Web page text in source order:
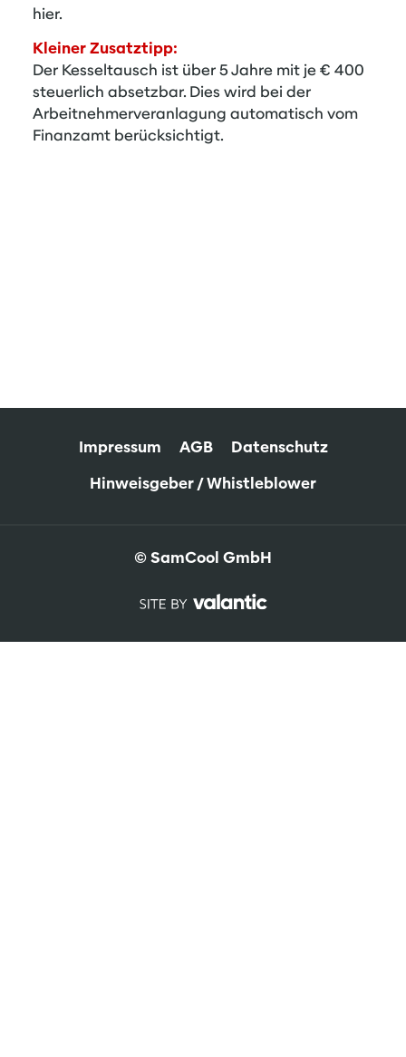
hier.
Kleiner Zusatztipp:
Der Kesseltausch ist über 5 Jahre mit je € 400
steuerlich absetzbar. Dies wird bei der
Arbeitnehmerveranlagung automatisch vom
Finanzamt berücksichtigt.
Impressum AGB
Datenschutz
Hinweisgeber / Whistleblower
© SamCool GmbH